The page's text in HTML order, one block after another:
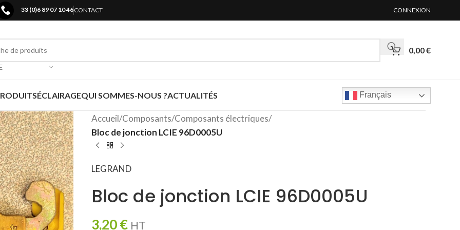
33 (0)6 89 07 10 46CONTACT CONNEXION
0,00€
ÉCLAIRAGEQUI SOMMES-NOUS ?ACTUALITÉS Français
Accueil/Composants/Composants électriques/
Bloc de jonction LCIE 96D0005U
LEGRAND
Bloc de jonction LCIE 96D0005U
3,20€ HT